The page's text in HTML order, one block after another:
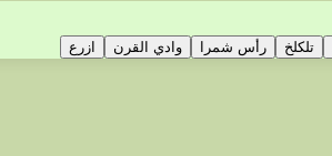
تلكلخ رأس شمرا وادي القرن ازرع